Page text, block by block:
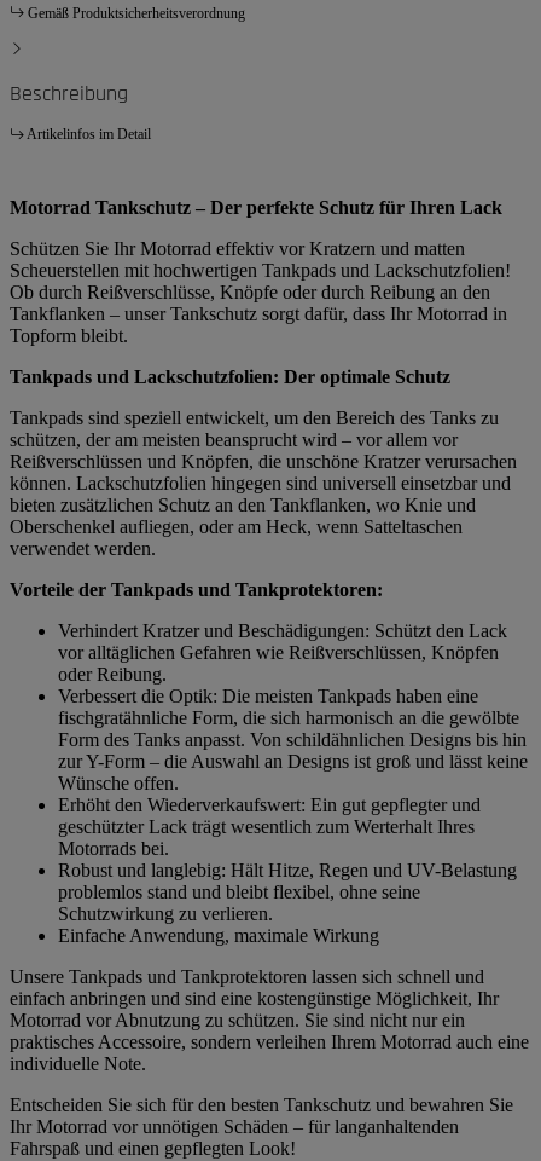
Gemäß Produktsicherheitsverordnung
Beschreibung
Artikelinfos im Detail
Motorrad Tankschutz – Der perfekte Schutz für Ihren Lack
Schützen Sie Ihr Motorrad effektiv vor Kratzern und matten
Scheuerstellen mit hochwertigen Tankpads und Lackschutzfolien!
Ob durch Reißverschlüsse, Knöpfe oder durch Reibung an den
Tankflanken – unser Tankschutz sorgt dafür, dass Ihr Motorrad in
Topform bleibt.
Tankpads und Lackschutzfolien: Der optimale Schutz
Tankpads sind speziell entwickelt, um den Bereich des Tanks zu
schützen, der am meisten beansprucht wird – vor allem vor
Reißverschlüssen und Knöpfen, die unschöne Kratzer verursachen
können. Lackschutzfolien hingegen sind universell einsetzbar und
bieten zusätzlichen Schutz an den Tankflanken, wo Knie und
Oberschenkel aufliegen, oder am Heck, wenn Satteltaschen
verwendet werden.
Vorteile der Tankpads und Tankprotektoren:
Verhindert Kratzer und Beschädigungen: Schützt den Lack
vor alltäglichen Gefahren wie Reißverschlüssen, Knöpfen
oder Reibung.
Verbessert die Optik: Die meisten Tankpads haben eine
fischgratähnliche Form, die sich harmonisch an die gewölbte
Form des Tanks anpasst. Von schildähnlichen Designs bis hin
zur Y-Form – die Auswahl an Designs ist groß und lässt keine
Wünsche offen.
Erhöht den Wiederverkaufswert: Ein gut gepflegter und
geschützter Lack trägt wesentlich zum Werterhalt Ihres
Motorrads bei.
Robust und langlebig: Hält Hitze, Regen und UV-Belastung
problemlos stand und bleibt flexibel, ohne seine
Schutzwirkung zu verlieren.
Einfache Anwendung, maximale Wirkung
Unsere Tankpads und Tankprotektoren lassen sich schnell und
einfach anbringen und sind eine kostengünstige Möglichkeit, Ihr
Motorrad vor Abnutzung zu schützen. Sie sind nicht nur ein
praktisches Accessoire, sondern verleihen Ihrem Motorrad auch eine
individuelle Note.
Entscheiden Sie sich für den besten Tankschutz und bewahren Sie
Ihr Motorrad vor unnötigen Schäden – für langanhaltenden
Fahrspaß und einen gepflegten Look!